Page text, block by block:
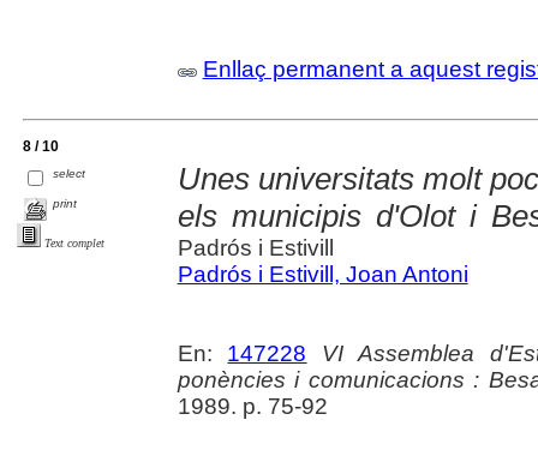
Enllaç permanent a aquest
8 / 10
select
print
Text complet
Unes universitats molt
els municipis d'Olot i
Padrós i Estivill
Padrós i Estivill, Joan Antoni
En: 147228
VI Assemblea
ponències i comunicacions :
1989. p. 75-92